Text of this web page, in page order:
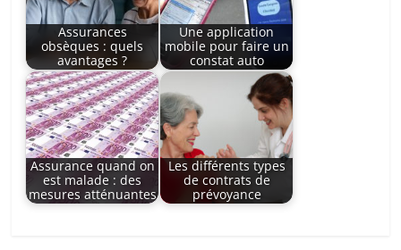
Assurances
obsèques : quels
avantages ?
Une application
mobile pour faire un
constat auto
Assurance quand on
est malade : des
mesures atténuantes
Les différents types
de contrats de
prévoyance